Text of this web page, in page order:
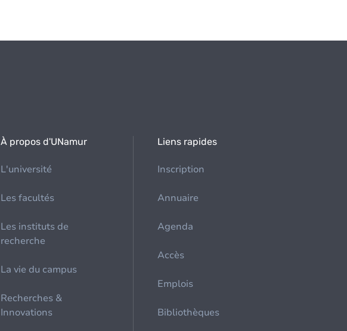
À propos d'UNamur
L'université
Les facultés
Les instituts de
recherche
La vie du campus
Recherches &
Innovations
Liens rapides
Inscription
Annuaire
Agenda
Accès
Emplois
Bibliothèques